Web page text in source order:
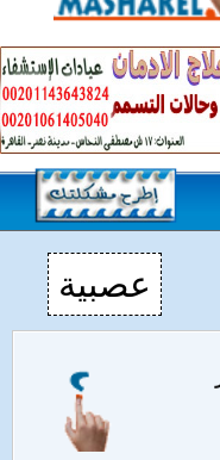
عصبية